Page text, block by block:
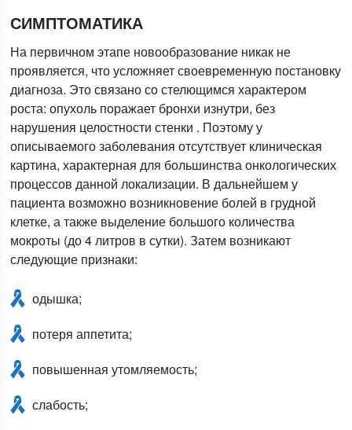
СИМПТОМАТИКА
На первичном этапе новообразование никак не
проявляется, что усложняет своевременную постановку
диагноза. Это связано со стелющимся характером
роста: опухоль поражает бронхи изнутри, без
нарушения целостности стенки . Поэтому у
описываемого заболевания отсутствует клиническая
картина, характерная для большинства онкологических
процессов данной локализации. В дальнейшем у
пациента возможно возникновение болей в грудной
клетке, а также выделение большого количества
мокроты (до 4 литров в сутки). Затем возникают
следующие признаки:
одышка;
потеря аппетита;
повышенная утомляемость;
слабость;